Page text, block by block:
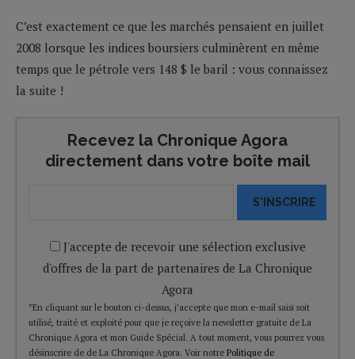
C’est exactement ce que les marchés pensaient en juillet
2008 lorsque les indices boursiers culminèrent en même
temps que le pétrole vers 148 $ le baril : vous connaissez
la suite !
Recevez la Chronique Agora
directement dans votre boîte mail
S'INSCRIRE
J'accepte de recevoir une sélection exclusive
d'offres de la part de partenaires de La Chronique
Agora
*En cliquant sur le bouton ci-dessus, j’accepte que mon e-mail saisi soit
utilisé, traité et exploité pour que je reçoive la newsletter gratuite de La
Chronique Agora et mon Guide Spécial. A tout moment, vous pourrez vous
désinscrire de de La Chronique Agora. Voir notre Politique de